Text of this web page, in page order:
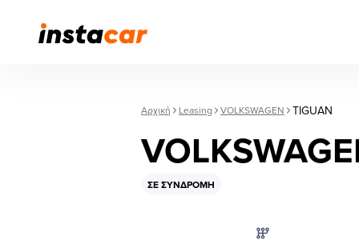
Αρχική Leasing VOLKSWAGEN TIGUAN
ΣΕ ΣΥΝΔΡΟΜΉ